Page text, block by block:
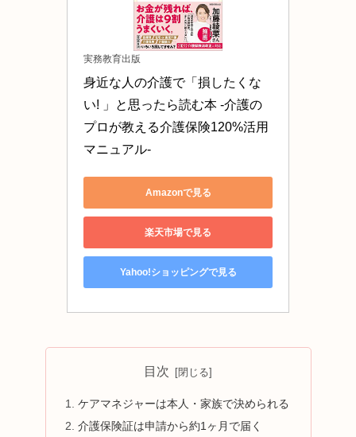
実務教育出版
身近な人の介護で「損したくな
い! 」と思ったら読む本 -介護の
プロが教える介護保険120%活用
マニュアル-
Amazonで見る
楽天市場で見る
Yahoo!ショッピングで見る
目次
ケアマネジャーは本人・家族で決められる
介護保険証は申請から約1ヶ月で届く